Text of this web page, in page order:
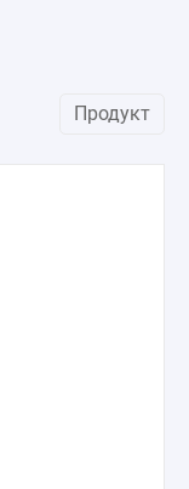
Продукт